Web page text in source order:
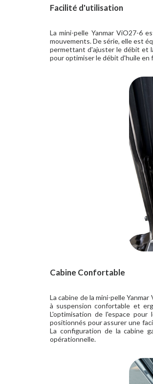
Facilité d'utilisation
La mini-pelle Yanmar ViO27-6
mouvements. De série, elle est
permettant d'ajuster le débit et
pour optimiser le débit d'huile en
Cabine Confortable
La cabine de la mini-pelle
à suspension confortable et
L'optimisation de l'espace
positionnés pour assurer une
La configuration de la cabine
opérationnelle.